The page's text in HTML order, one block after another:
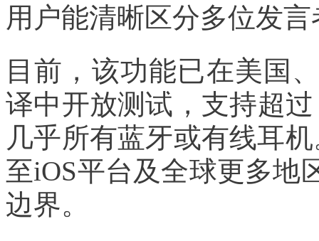
用户能清晰区分多位发
目前，该功能已在美国
译中开放测试，支持超
几乎所有蓝牙或有线耳
至iOS平台及全球更多地
边界。